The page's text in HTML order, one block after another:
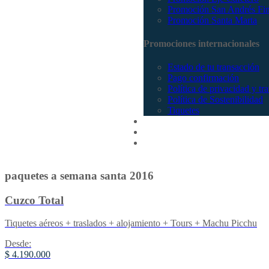
Promoción San Andrés
Promoción Santa Marta
Promociones internacionales
Estado de tu transacción
Pago confirmación
Política de privacidad y
Política de Sostenibilidad
Tiquetes
paquetes a semana santa 2016
Cuzco Total
Tiquetes aéreos + traslados + alojamiento + Tours + Machu Picchu
Desde:
$ 4.190.000